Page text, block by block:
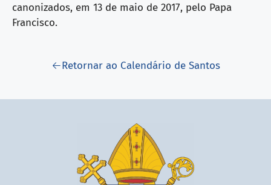
canonizados, em 13 de maio de 2017, pelo Papa
Francisco.
Retornar ao Calendário de Santos